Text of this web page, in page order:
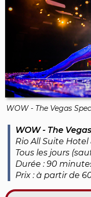
WOW - The Vegas
WOW - The
Rio All Suite Hotel
Tous les jours
Durée : 90
Prix : à partir de